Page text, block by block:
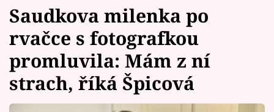
Témata
Celebrity
Vztahy
Saudkova milenka po
rvačce s fotografkou
promluvila: Mám z ní
strach, říká Špicová